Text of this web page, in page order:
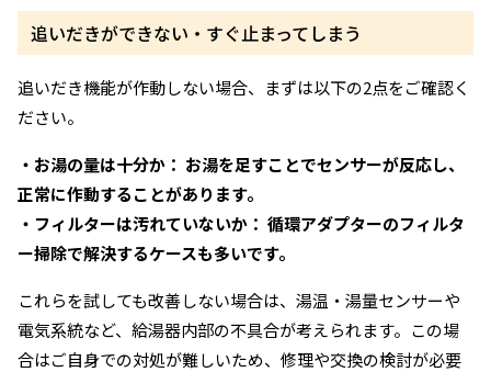
追いだきができない・すぐ止まってしまう
追いだき機能が作動しない場合、まずは以下の2点をご確認く
ださい。
・お湯の量は十分か： お湯を足すことでセンサーが反応し、
正常に作動することがあります。
・フィルターは汚れていないか： 循環アダプターのフィルタ
ー掃除で解決するケースも多いです。
これらを試しても改善しない場合は、湯温・湯量センサーや
電気系統など、給湯器内部の不具合が考えられます。この場
合はご自身での対処が難しいため、修理や交換の検討が必要